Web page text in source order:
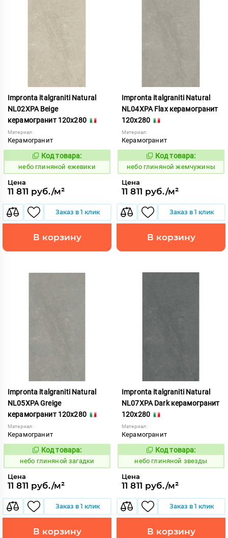
Impronta italgraniti Natural
NL02XPA Beige
керамогранит 120x280
Материал:
Керамогранит
1111524
Код товара:
небо глиняной ежевики
Цена
11 811 руб./м²
Заказ в 1 клик
В корзину
Impronta italgraniti Natural
NL04XPA Flax керамогранит
120x280
Материал:
Керамогранит
1111526
Код товара:
небо глиняной жемчужины
Цена
11 811 руб./м²
Заказ в 1 клик
В корзину
Impronta italgraniti Natural
NL05XPA Greige
керамогранит 120x280
Материал:
Керамогранит
1111527
Код товара:
небо глиняной загадки
Цена
11 811 руб./м²
Заказ в 1 клик
В корзину
Impronta italgraniti Natural
NL07XPA Dark керамогранит
120x280
Материал:
Керамогранит
1111529
Код товара:
небо глиняной звезды
Цена
11 811 руб./м²
Заказ в 1 клик
В корзину